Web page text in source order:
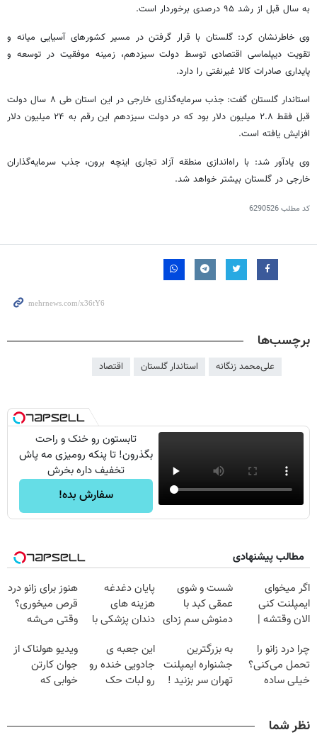
به سال قبل از رشد ۹۵ درصدی برخوردار است.
وی خاطرنشان کرد: گلستان با قرار گرفتن در مسیر کشورهای آسیایی میانه و
تقویت دیپلماسی اقتصادی توسط دولت سیزدهم، زمینه موفقیت در توسعه و
پایداری صادرات کالا غیرنفتی را دارد.
استاندار گلستان گفت: جذب سرمایه‌گذاری خارجی در این استان طی ۸ سال دولت
قبل فقط ۲.۸ میلیون دلار بود که در دولت سیزدهم این رقم به ۲۴ میلیون دلار
افزایش یافته است‌.
وی یادآور شد: با راه‌اندازی منطقه آزاد تجاری اینچه برون، جذب سرمایه‌گذاران
خارجی در گلستان بیشتر خواهد شد.
کد مطلب6290526
برچسب‌ها
علی‌محمد زنگانه استاندار گلستان اقتصاد
تابستون رو خنک و راحت
بگذرون! تا پنکه رومیزی مه پاش
تخفیف داره بخرش
سفارش بده!
مطالب پیشنهادی
اگر میخوای
ایمپلنت کنی
الان وقتشه |
میلیون تومان!!!
شست و شوی
عمقی کبد با
دمنوش سم زدای
پایان دغدغه
هزینه های
دندان پزشکی با
خانگی
هنوز برای زانو درد
قرص میخوری؟
وقتی می‌شه
درمانش کرد؟؟؟؟
چرا درد زانو را
تحمل می‌کنی؟
خیلی ساده
به بزرگترین
جشنواره ایمپلنت
تهران سر بزنید !
این جعبه ی
جادویی خنده رو
رو لبات حک
ویدیو هولناک از
جوان کارتن
خوابی که
نظر شما